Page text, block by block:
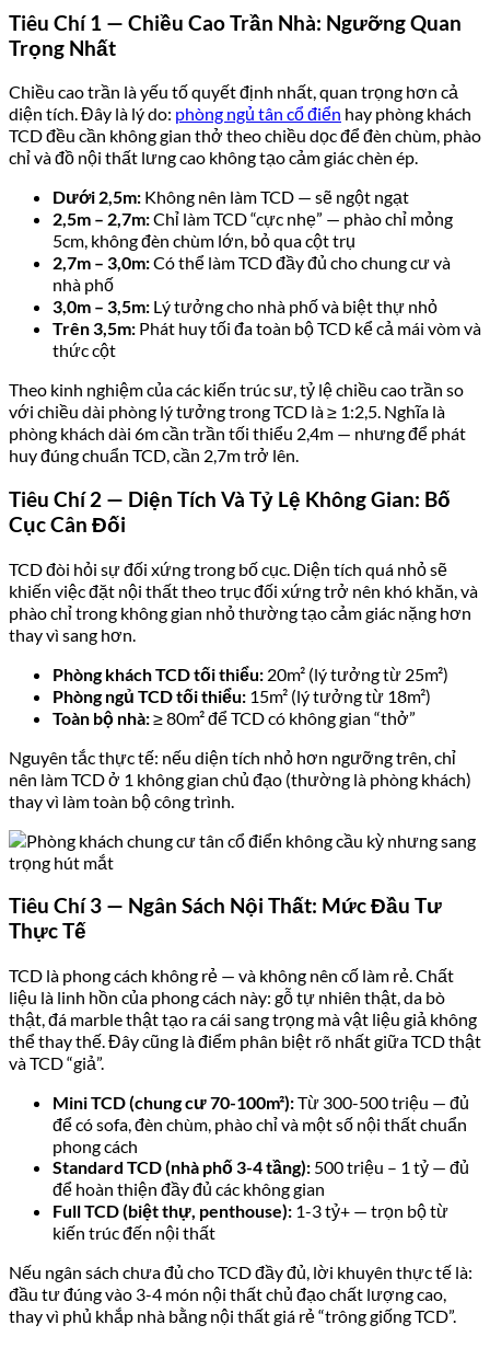
Tiêu Chí 1 — Chiều Cao Trần Nhà: Ngưỡng Quan
Trọng Nhất
Chiều cao trần là yếu tố quyết định nhất, quan trọng hơn cả
diện tích. Đây là lý do: phòng ngủ tân cổ điển hay phòng khách
TCD đều cần không gian thở theo chiều dọc để đèn chùm, phào
chỉ và đồ nội thất lưng cao không tạo cảm giác chèn ép.
Dưới 2,5m: Không nên làm TCD — sẽ ngột ngạt
2,5m – 2,7m:Chỉ làm TCD “cực nhẹ” — phào chỉ mỏng
5cm, không đèn chùm lớn, bỏ qua cột trụ
2,7m – 3,0m:Có thể làm TCD đầy đủ cho chung cư và
nhà phố
3,0m – 3,5m: Lý tưởng cho nhà phố và biệt thự nhỏ
Trên 3,5m: Phát huy tối đa toàn bộ TCD kể cả mái vòm và
thức cột
Theo kinh nghiệm của các kiến trúc sư, tỷ lệ chiều cao trần so
với chiều dài phòng lý tưởng trong TCD là ≥ 1:2,5. Nghĩa là
phòng khách dài 6m cần trần tối thiểu 2,4m — nhưng để phát
huy đúng chuẩn TCD, cần 2,7m trở lên.
Tiêu Chí 2 — Diện Tích Và Tỷ Lệ Không Gian: Bố
Cục Cân Đối
TCD đòi hỏi sự đối xứng trong bố cục. Diện tích quá nhỏ sẽ
khiến việc đặt nội thất theo trục đối xứng trở nên khó khăn, và
phào chỉ trong không gian nhỏ thường tạo cảm giác nặng hơn
thay vì sang hơn.
Phòng khách TCD tối thiểu: 20m² (lý tưởng từ 25m²)
Phòng ngủ TCD tối thiểu: 15m² (lý tưởng từ 18m²)
Toàn bộ nhà:≥ 80m² để TCD có không gian “thở”
Nguyên tắc thực tế: nếu diện tích nhỏ hơn ngưỡng trên, chỉ
nên làm TCD ở 1 không gian chủ đạo (thường là phòng khách)
thay vì làm toàn bộ công trình.
Tiêu Chí 3 — Ngân Sách Nội Thất: Mức Đầu Tư
Thực Tế
TCD là phong cách không rẻ — và không nên cố làm rẻ. Chất
liệu là linh hồn của phong cách này: gỗ tự nhiên thật, da bò
thật, đá marble thật tạo ra cái sang trọng mà vật liệu giả không
thể thay thế. Đây cũng là điểm phân biệt rõ nhất giữa TCD thật
và TCD “giả”.
Mini TCD (chung cư 70-100m²):Từ 300-500 triệu — đủ
để có sofa, đèn chùm, phào chỉ và một số nội thất chuẩn
phong cách
Standard TCD (nhà phố 3-4 tầng): 500 triệu – 1 tỷ — đủ
để hoàn thiện đầy đủ các không gian
Full TCD (biệt thự, penthouse): 1-3 tỷ+ — trọn bộ từ
kiến trúc đến nội thất
Nếu ngân sách chưa đủ cho TCD đầy đủ, lời khuyên thực tế là:
đầu tư đúng vào 3-4 món nội thất chủ đạo chất lượng cao,
thay vì phủ khắp nhà bằng nội thất giá rẻ “trông giống TCD”.